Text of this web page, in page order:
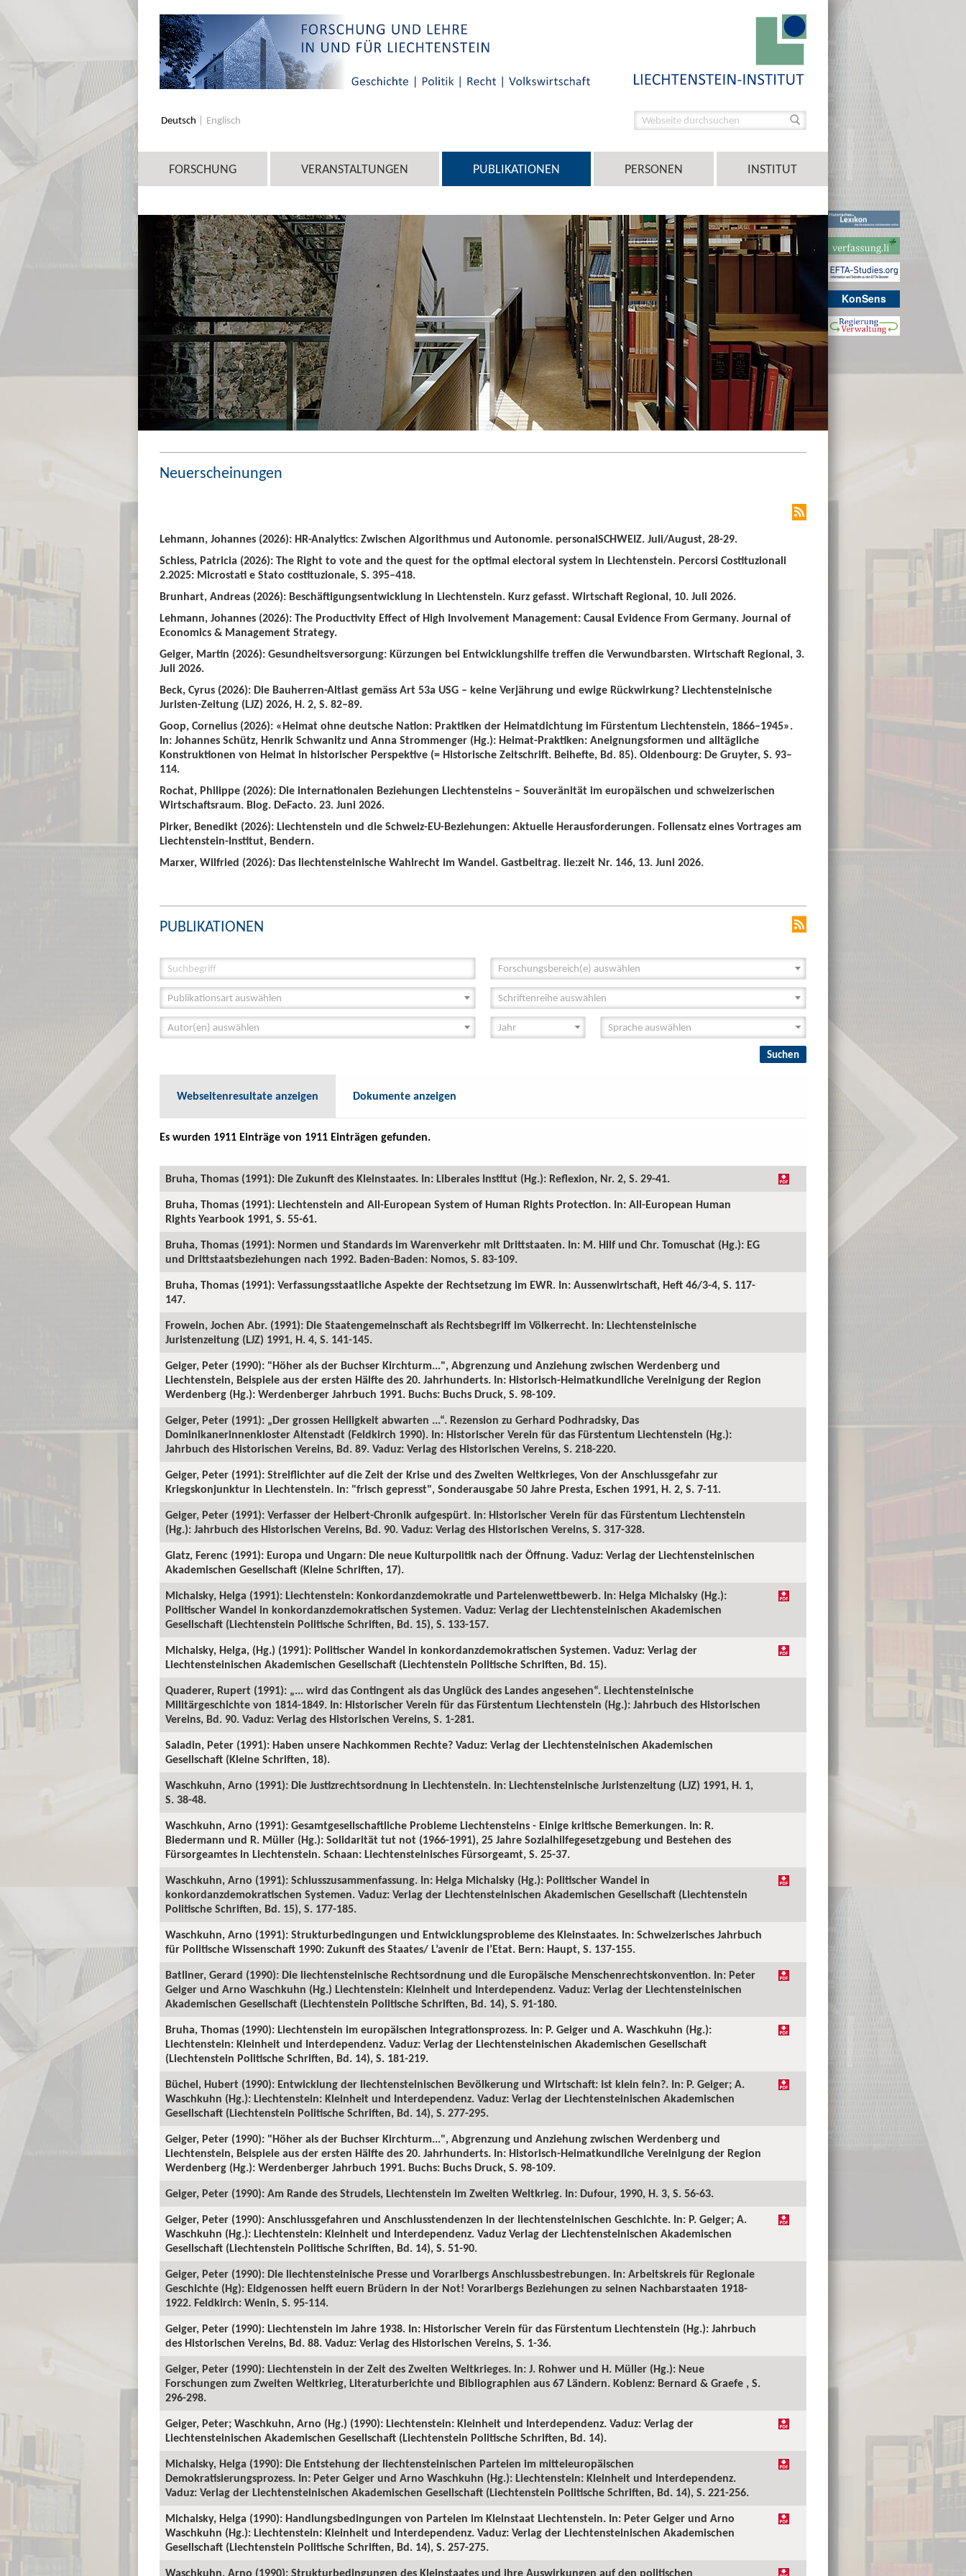
KonSens
Deutsch Englisch
FORSCHUNG VERANSTALTUNGEN PUBLIKATIONEN PERSONEN INSTITUT
Neuerscheinungen
Lehmann, Johannes (2026): HR-Analytics: Zwischen Algorithmus und Autonomie. personalSCHWEIZ. Juli/August, 28-29.
Schiess, Patricia (2026): The Right to vote and the quest for the optimal electoral system in Liechtenstein. Percorsi Costituzionali
2.2025: Microstati e Stato costituzionale, S. 395–418.
Brunhart, Andreas (2026): Beschäftigungsentwicklung in Liechtenstein. Kurz gefasst. Wirtschaft Regional, 10. Juli 2026.
Lehmann, Johannes (2026): The Productivity Effect of High Involvement Management: Causal Evidence From Germany. Journal of
Economics & Management Strategy.
Geiger, Martin (2026): Gesundheitsversorgung: Kürzungen bei Entwicklungshilfe treffen die Verwundbarsten. Wirtschaft Regional, 3.
Juli 2026.
Beck, Cyrus (2026): Die Bauherren-Altlast gemäss Art 53a USG – keine Verjährung und ewige Rückwirkung? Liechtensteinische
Juristen-Zeitung (LJZ) 2026, H. 2, S. 82–89.
Goop, Cornelius (2026): «Heimat ohne deutsche Nation: Praktiken der Heimatdichtung im Fürstentum Liechtenstein, 1866–1945».
In: Johannes Schütz, Henrik Schwanitz und Anna Strommenger (Hg.): Heimat-Praktiken: Aneignungsformen und alltägliche
Konstruktionen von Heimat in historischer Perspektive (= Historische Zeitschrift. Beihefte, Bd. 85). Oldenbourg: De Gruyter, S. 93–
114.
Rochat, Philippe (2026): Die internationalen Beziehungen Liechtensteins – Souveränität im europäischen und schweizerischen
Wirtschaftsraum. Blog. DeFacto. 23. Juni 2026.
Pirker, Benedikt (2026): Liechtenstein und die Schweiz-EU-Beziehungen: Aktuelle Herausforderungen. Foliensatz eines Vortrages am
Liechtenstein-Institut, Bendern.
Marxer, Wilfried (2026): Das liechtensteinische Wahlrecht im Wandel. Gastbeitrag. lie:zeit Nr. 146, 13. Juni 2026.
PUBLIKATIONEN
Forschungsbereich(e) auswählen
Publikationsart auswählen Schriftenreihe auswählen
Autor(en) auswählen
Webseitenresultate anzeigen Dokumente anzeigen
Es wurden 1911 Einträge von 1911 Einträgen gefunden.
Bruha, Thomas (1991): Die Zukunft des Kleinstaates. In: Liberales Institut (Hg.): Reflexion, Nr. 2, S. 29-41.
Bruha, Thomas (1991): Liechtenstein and All-European System of Human Rights Protection. In: All-European Human
Rights Yearbook 1991, S. 55-61.
Bruha, Thomas (1991): Normen und Standards im Warenverkehr mit Drittstaaten. In: M. Hilf und Chr. Tomuschat (Hg.): EG
und Drittstaatsbeziehungen nach 1992. Baden-Baden: Nomos, S. 83-109.
Bruha, Thomas (1991): Verfassungsstaatliche Aspekte der Rechtsetzung im EWR. In: Aussenwirtschaft, Heft 46/3-4, S. 117-
147.
Frowein, Jochen Abr. (1991): Die Staatengemeinschaft als Rechtsbegriff im Völkerrecht. In: Liechtensteinische
Juristenzeitung (LJZ) 1991, H. 4, S. 141-145.
Geiger, Peter (1990): "Höher als der Buchser Kirchturm...", Abgrenzung und Anziehung zwischen Werdenberg und
Liechtenstein, Beispiele aus der ersten Hälfte des 20. Jahrhunderts. In: Historisch-Heimatkundliche Vereinigung der Region
Werdenberg (Hg.): Werdenberger Jahrbuch 1991. Buchs: Buchs Druck, S. 98-109.
Geiger, Peter (1991): „Der grossen Heiligkeit abwarten ...“. Rezension zu Gerhard Podhradsky, Das
Dominikanerinnenkloster Altenstadt (Feldkirch 1990). In: Historischer Verein für das Fürstentum Liechtenstein (Hg.):
Jahrbuch des Historischen Vereins, Bd. 89. Vaduz: Verlag des Historischen Vereins, S. 218-220.
Geiger, Peter (1991): Streiflichter auf die Zeit der Krise und des Zweiten Weltkrieges, Von der Anschlussgefahr zur
Kriegskonjunktur in Liechtenstein. In: "frisch gepresst", Sonderausgabe 50 Jahre Presta, Eschen 1991, H. 2, S. 7-11.
Geiger, Peter (1991): Verfasser der Helbert-Chronik aufgespürt. In: Historischer Verein für das Fürstentum Liechtenstein
(Hg.): Jahrbuch des Historischen Vereins, Bd. 90. Vaduz: Verlag des Historischen Vereins, S. 317-328.
Glatz, Ferenc (1991): Europa und Ungarn: Die neue Kulturpolitik nach der Öffnung. Vaduz: Verlag der Liechtensteinischen
Akademischen Gesellschaft (Kleine Schriften, 17).
Michalsky, Helga (1991): Liechtenstein: Konkordanzdemokratie und Parteienwettbewerb. In: Helga Michalsky (Hg.):
Politischer Wandel in konkordanzdemokratischen Systemen. Vaduz: Verlag der Liechtensteinischen Akademischen
Gesellschaft (Liechtenstein Politische Schriften, Bd. 15), S. 133-157.
Michalsky, Helga, (Hg.) (1991): Politischer Wandel in konkordanzdemokratischen Systemen. Vaduz: Verlag der
Liechtensteinischen Akademischen Gesellschaft (Liechtenstein Politische Schriften, Bd. 15).
Quaderer, Rupert (1991): „... wird das Contingent als das Unglück des Landes angesehen“. Liechtensteinische
Militärgeschichte von 1814-1849. In: Historischer Verein für das Fürstentum Liechtenstein (Hg.): Jahrbuch des Historischen
Vereins, Bd. 90. Vaduz: Verlag des Historischen Vereins, S. 1-281.
Saladin, Peter (1991): Haben unsere Nachkommen Rechte? Vaduz: Verlag der Liechtensteinischen Akademischen
Gesellschaft (Kleine Schriften, 18).
Waschkuhn, Arno (1991): Die Justizrechtsordnung in Liechtenstein. In: Liechtensteinische Juristenzeitung (LJZ) 1991, H. 1,
S. 38-48.
Waschkuhn, Arno (1991): Gesamtgesellschaftliche Probleme Liechtensteins - Einige kritische Bemerkungen. In: R.
Biedermann und R. Müller (Hg.): Solidarität tut not (1966-1991), 25 Jahre Sozialhilfegesetzgebung und Bestehen des
Fürsorgeamtes in Liechtenstein. Schaan: Liechtensteinisches Fürsorgeamt, S. 25-37.
Waschkuhn, Arno (1991): Schlusszusammenfassung. In: Helga Michalsky (Hg.): Politischer Wandel in
konkordanzdemokratischen Systemen. Vaduz: Verlag der Liechtensteinischen Akademischen Gesellschaft (Liechtenstein
Politische Schriften, Bd. 15), S. 177-185.
Waschkuhn, Arno (1991): Strukturbedingungen und Entwicklungsprobleme des Kleinstaates. In: Schweizerisches Jahrbuch
für Politische Wissenschaft 1990: Zukunft des Staates/ L’avenir de l’Etat. Bern: Haupt, S. 137-155.
Batliner, Gerard (1990): Die liechtensteinische Rechtsordnung und die Europäische Menschenrechtskonvention. In: Peter
Geiger und Arno Waschkuhn (Hg.) Liechtenstein: Kleinheit und Interdependenz. Vaduz: Verlag der Liechtensteinischen
Akademischen Gesellschaft (Liechtenstein Politische Schriften, Bd. 14), S. 91-180.
Bruha, Thomas (1990): Liechtenstein im europäischen Integrationsprozess. In: P. Geiger und A. Waschkuhn (Hg.):
Liechtenstein: Kleinheit und Interdependenz. Vaduz: Verlag der Liechtensteinischen Akademischen Gesellschaft
(Liechtenstein Politische Schriften, Bd. 14), S. 181-219.
Büchel, Hubert (1990): Entwicklung der liechtensteinischen Bevölkerung und Wirtschaft: Ist klein fein?. In: P. Geiger; A.
Waschkuhn (Hg.): Liechtenstein: Kleinheit und Interdependenz. Vaduz: Verlag der Liechtensteinischen Akademischen
Gesellschaft (Liechtenstein Politische Schriften, Bd. 14), S. 277-295.
Geiger, Peter (1990): "Höher als der Buchser Kirchturm...", Abgrenzung und Anziehung zwischen Werdenberg und
Liechtenstein, Beispiele aus der ersten Hälfte des 20. Jahrhunderts. In: Historisch-Heimatkundliche Vereinigung der Region
Werdenberg (Hg.): Werdenberger Jahrbuch 1991. Buchs: Buchs Druck, S. 98-109.
Geiger, Peter (1990): Am Rande des Strudels, Liechtenstein im Zweiten Weltkrieg. In: Dufour, 1990, H. 3, S. 56-63.
Geiger, Peter (1990): Anschlussgefahren und Anschlusstendenzen in der liechtensteinischen Geschichte. In: P. Geiger; A.
Waschkuhn (Hg.): Liechtenstein: Kleinheit und Interdependenz. Vaduz Verlag der Liechtensteinischen Akademischen
Gesellschaft (Liechtenstein Politische Schriften, Bd. 14), S. 51-90.
Geiger, Peter (1990): Die liechtensteinische Presse und Vorarlbergs Anschlussbestrebungen. In: Arbeitskreis für Regionale
Geschichte (Hg): Eidgenossen helft euern Brüdern in der Not! Vorarlbergs Beziehungen zu seinen Nachbarstaaten 1918-
1922. Feldkirch: Wenin, S. 95-114.
Geiger, Peter (1990): Liechtenstein im Jahre 1938. In: Historischer Verein für das Fürstentum Liechtenstein (Hg.): Jahrbuch
des Historischen Vereins, Bd. 88. Vaduz: Verlag des Historischen Vereins, S. 1-36.
Geiger, Peter (1990): Liechtenstein in der Zeit des Zweiten Weltkrieges. In: J. Rohwer und H. Müller (Hg.): Neue
Forschungen zum Zweiten Weltkrieg, Literaturberichte und Bibliographien aus 67 Ländern. Koblenz: Bernard & Graefe , S.
296-298.
Geiger, Peter; Waschkuhn, Arno (Hg.) (1990): Liechtenstein: Kleinheit und Interdependenz. Vaduz: Verlag der
Liechtensteinischen Akademischen Gesellschaft (Liechtenstein Politische Schriften, Bd. 14).
Michalsky, Helga (1990): Die Entstehung der liechtensteinischen Parteien im mitteleuropäischen
Demokratisierungsprozess. In: Peter Geiger und Arno Waschkuhn (Hg.): Liechtenstein: Kleinheit und Interdependenz.
Vaduz: Verlag der Liechtensteinischen Akademischen Gesellschaft (Liechtenstein Politische Schriften, Bd. 14), S. 221-256.
Michalsky, Helga (1990): Handlungsbedingungen von Parteien im Kleinstaat Liechtenstein. In: Peter Geiger und Arno
Waschkuhn (Hg.): Liechtenstein: Kleinheit und Interdependenz. Vaduz: Verlag der Liechtensteinischen Akademischen
Gesellschaft (Liechtenstein Politische Schriften, Bd. 14), S. 257-275.
Waschkuhn, Arno (1990): Strukturbedingungen des Kleinstaates und ihre Auswirkungen auf den politischen